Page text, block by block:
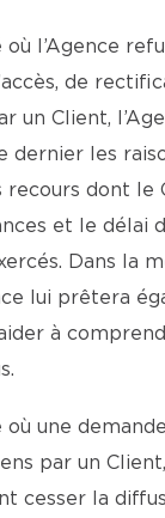
où l’Agence
de
un Client,
dernier les
recours dont le
et le délai
Dans la
lui prêtera
à
où une
par un
cesser la